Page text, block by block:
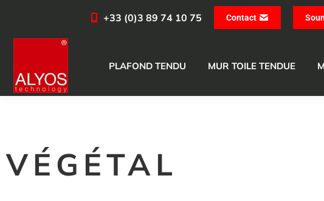
+33 (0)3 89 74 10 75 Contact
PLAFOND TENDU MUR TOILE TENDUE
VÉGÉTAL